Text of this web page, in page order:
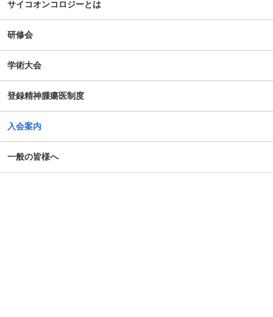
ついて
のための公開シンポジウム-開催のお知らせ
がん患者の抱えるアピアランス問題への心理社会的支援の
ための研修会（2025年度）
第14回日本がん相談研究会年次大会・プレセミナー
第39回大会 演題カテゴリー速報のお知らせ（重要）
サイコオンコロジーとは
研修会
学術大会
登録精神腫瘍医制度
入会案内
一般の皆様へ